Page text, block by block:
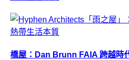
橋屋：Dan Brunn FAIA 跨越時